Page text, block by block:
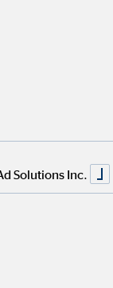
(z.B.
und
von
Soziales
mit
und
Solutions Inc.